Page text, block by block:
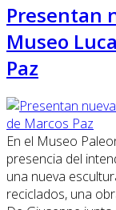
Presentan
Museo
Paz
En el Museo
presencia del
una nueva
reciclados, una